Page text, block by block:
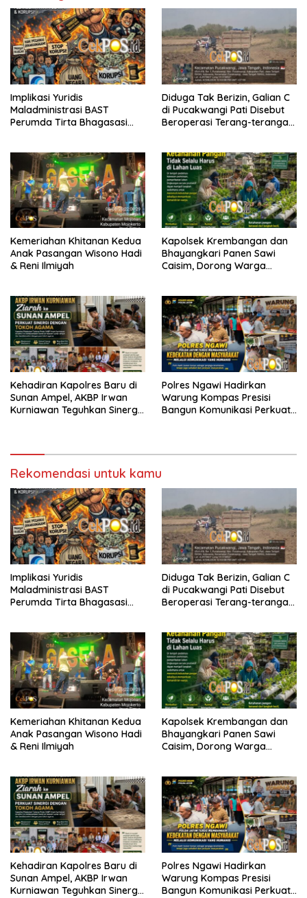
Implikasi Yuridis
Maladministrasi BAST
Perumda Tirta Bhagasasi
Negara (KTUN)
Diduga Tak Berizin, Galian C
di Pucakwangi Pati Disebut
Beroperasi Terang-terangan,
Kemeriahan Khitanan Kedua
Anak Pasangan Wisono Hadi
& Reni Ilmiyah
Kapolsek Krembangan dan
Bhayangkari Panen Sawi
Caisim, Dorong Warga
Kehadiran Kapolres Baru di
Sunan Ampel, AKBP Irwan
Kurniawan Teguhkan Sinergi
Polres Ngawi Hadirkan
Warung Kompas Presisi
Bangun Komunikasi Perkuat
Rekomendasi untuk kamu
Implikasi Yuridis
Maladministrasi BAST
Perumda Tirta Bhagasasi
Negara (KTUN)
Diduga Tak Berizin, Galian C
di Pucakwangi Pati Disebut
Beroperasi Terang-terangan,
Kemeriahan Khitanan Kedua
Anak Pasangan Wisono Hadi
& Reni Ilmiyah
Kapolsek Krembangan dan
Bhayangkari Panen Sawi
Caisim, Dorong Warga
Kehadiran Kapolres Baru di
Sunan Ampel, AKBP Irwan
Kurniawan Teguhkan Sinergi
Polres Ngawi Hadirkan
Warung Kompas Presisi
Bangun Komunikasi Perkuat